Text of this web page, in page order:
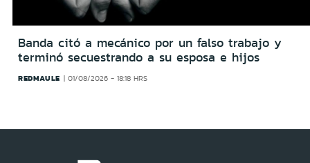
Banda citó a mecánico por un falso trabajo y
terminó secuestrando a su esposa e hijos
REDMAULE 01/08/2026 - 18:18 HRS